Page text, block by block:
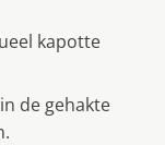
kapotte
de gehakte